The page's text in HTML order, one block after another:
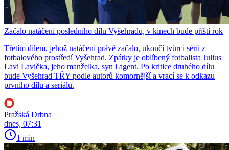
Začalo natáčení posledního dílu Vyšehradu, v kinech bude příští rok
Třetím dílem, jehož natáčení právě začalo, ukončí tvůrci sérii z
fotbalového prostředí Vyšehrad. Zpátky je oblíbený fotbalista Julius
Lavi Lavička, jeho manželka, syn i agent. Po kritice druhého dílu
bude Vyšehrad TŘY podle autorů komornější a vrací se k odkazu
prvního dílu a seriálu.
Pražská Drbna
dnes, 07:31
1 min